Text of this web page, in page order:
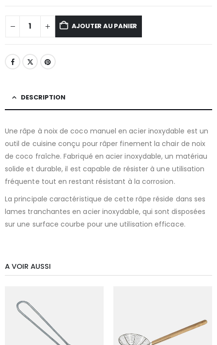
AJOUTER AU PANIER
DESCRIPTION
Une râpe à noix de coco manuel en acier inoxydable est un
outil de cuisine conçu pour râper finement la chair de noix
de coco fraîche. Fabriqué en acier inoxydable, un matériau
solide et durable, il est capable de résister à une utilisation
fréquente tout en restant résistant à la corrosion.
La principale caractéristique de cette râpe réside dans ses
lames tranchantes en acier inoxydable, qui sont disposées
sur une surface courbe pour une utilisation efficace.
A VOIR AUSSI